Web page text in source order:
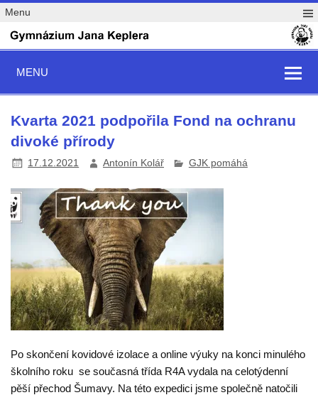
Menu
MENU
Kvarta 2021 podpořila Fond na ochranu
divoké přírody
17.12.2021 Antonín Kolář GJK pomáhá
Po skončení kovidové izolace a online výuky na konci minulého
školního roku se současná třída R4A vydala na celotýdenní
pěší přechod Šumavy. Na této expedici jsme společně natočili